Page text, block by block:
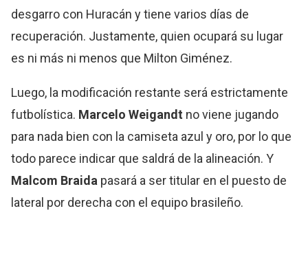
desgarro con Huracán y tiene varios días de
recuperación. Justamente, quien ocupará su lugar
es ni más ni menos que Milton Giménez.
Luego, la modificación restante será estrictamente
futbolística. Marcelo Weigandt no viene jugando
para nada bien con la camiseta azul y oro, por lo que
todo parece indicar que saldrá de la alineación. Y
Malcom Braida pasará a ser titular en el puesto de
lateral por derecha con el equipo brasileño.